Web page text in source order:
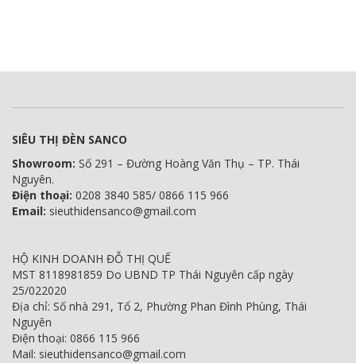
SIÊU THỊ ĐÈN SANCO
Showroom: Số 291 – Đường Hoàng Văn Thụ – TP. Thái
Nguyên.
Điện thoại: 0208 3840 585/ 0866 115 966
Email: sieuthidensanco@gmail.com
HỘ KINH DOANH ĐỖ THỊ QUẾ
MST 8118981859 Do UBND TP Thái Nguyên cấp ngày
25/022020
Địa chỉ: Số nhà 291, Tổ 2, Phường Phan Đình Phùng, Thái
Nguyên
Điện thoại: 0866 115 966
Mail: sieuthidensanco@gmail.com